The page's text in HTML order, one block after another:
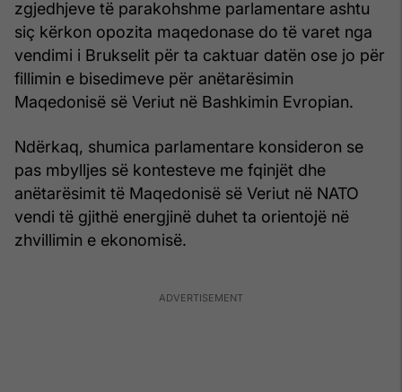
zgjedhjeve të parakohshme parlamentare ashtu
siç kërkon opozita maqedonase do të varet nga
vendimi i Brukselit për ta caktuar datën ose jo për
fillimin e bisedimeve për anëtarësimin
Maqedonisë së Veriut në Bashkimin Evropian.
Ndërkaq, shumica parlamentare konsideron se
pas mbylljes së kontesteve me fqinjët dhe
anëtarësimit të Maqedonisë së Veriut në NATO
vendi të gjithë energjinë duhet ta orientojë në
zhvillimin e ekonomisë.